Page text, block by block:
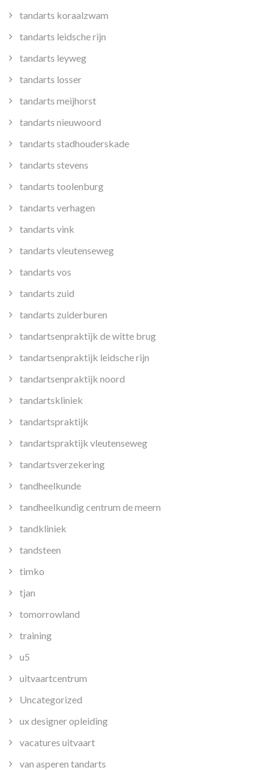
tandarts koraalzwam
tandarts leidsche rijn
tandarts leyweg
tandarts losser
tandarts meijhorst
tandarts nieuwoord
tandarts stadhouderskade
tandarts stevens
tandarts toolenburg
tandarts verhagen
tandarts vink
tandarts vleutenseweg
tandarts vos
tandarts zuid
tandarts zuiderburen
tandartsenpraktijk de witte brug
tandartsenpraktijk leidsche rijn
tandartsenpraktijk noord
tandartskliniek
tandartspraktijk
tandartspraktijk vleutenseweg
tandartsverzekering
tandheelkunde
tandheelkundig centrum de meern
tandkliniek
tandsteen
timko
tjan
tomorrowland
training
u5
uitvaartcentrum
Uncategorized
ux designer opleiding
vacatures uitvaart
van asperen tandarts